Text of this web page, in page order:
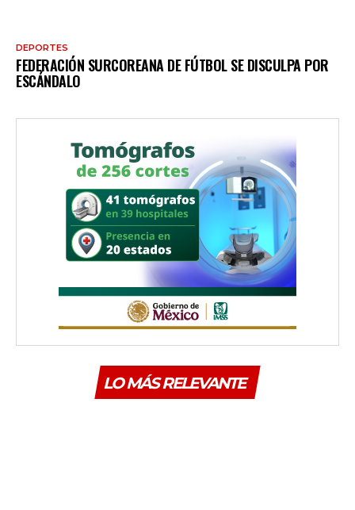
DEPORTES
FEDERACIÓN SURCOREANA DE FÚTBOL SE DISCULPA POR
ESCÁNDALO
LO MÁS RELEVANTE